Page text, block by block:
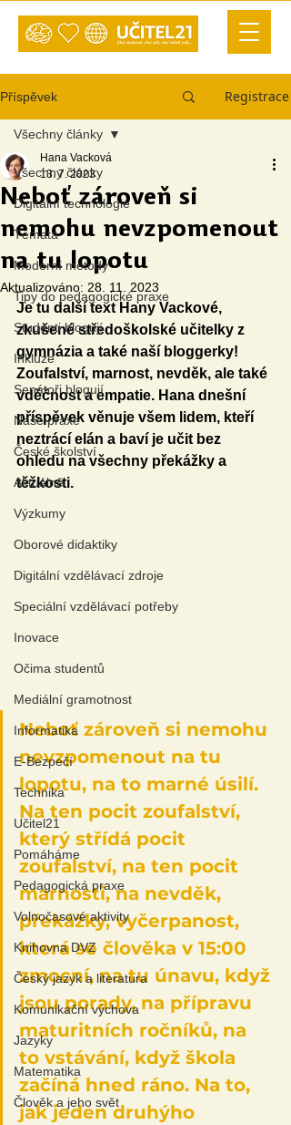
Příspěvek Registrace
Všechny články
Digitální technologie
Témata
Moderní metody
Tipy do pedagogické praxe
Studenti blogují
Inkluze
Senátoři blogují
Naše praxe
České školství
Aktuálně
Výzkumy
Oborové didaktiky
Digitální vzdělávací zdroje
Speciální vzdělávací potřeby
Inovace
Očima studentů
Mediální gramotnost
Informatika
E-Bezpečí
Technika
Učitel21
Pomáháme
Pedagogická praxe
Volnočasové aktivity
Knihovna DVZ
Český jazyk a literatura
Komunikační výchova
Jazyky
Matematika
Člověk a jeho svět
Všechny články
Neboť zároveň si
nemohu nevzpomenout
na tu lopotu
Hana Vacková
13. 7. 2023
Aktualizováno: 28. 11. 2023
Je tu další text Hany Vackové,
zkušené středoškolské učitelky z
gymnázia a také naší bloggerky!
Zoufalství, marnost, nevděk, ale také
vděčnost a empatie. Hana dnešní
příspěvek věnuje všem lidem, kteří
neztrácí elán a baví je učit bez
ohledu na všechny překážky a
těžkosti.
Neboť zároveň si nemohu
nevzpomenout na tu
lopotu, na to marné úsilí.
Na ten pocit zoufalství,
který střídá pocit
zoufalství, na ten pocit
marnosti, na nevděk,
překážky, vyčerpanost,
která se člověka v 15:00
zmocní, na tu únavu, když
jsou porady, na přípravu
maturitních ročníků, na
to vstávání, když škola
začíná hned ráno. Na to,
jak jeden druhýho